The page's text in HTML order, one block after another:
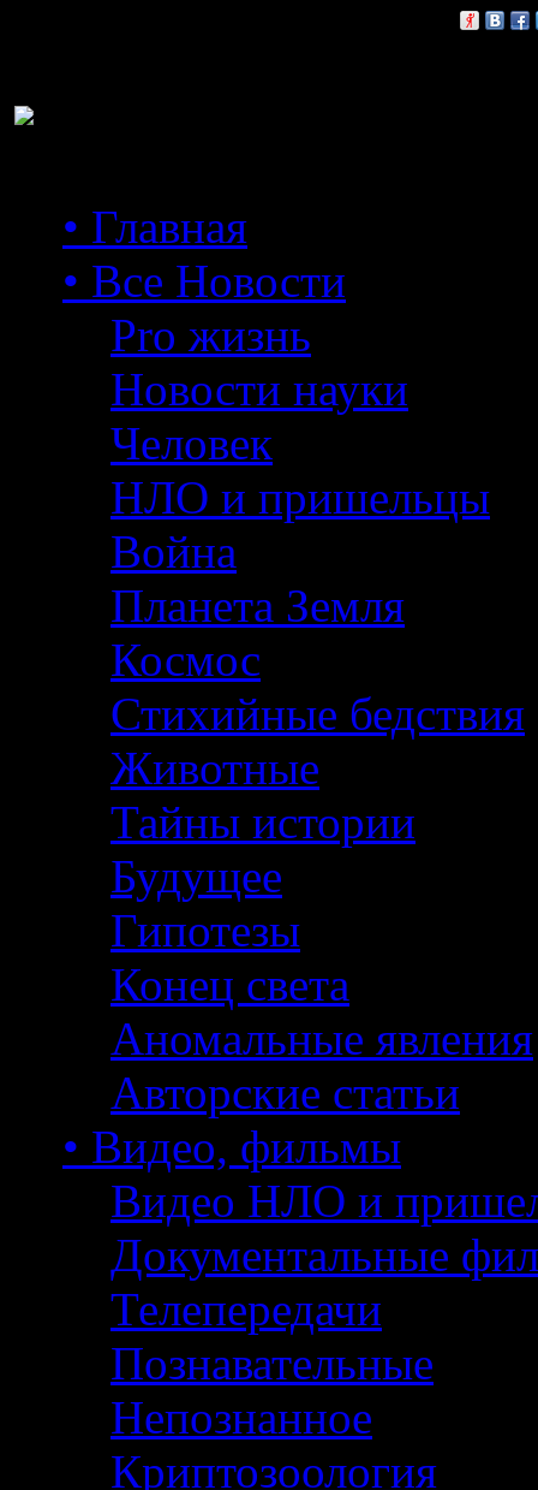
• Главная
• Все Новости
Pro жизнь
Новости науки
Человек
НЛО и пришельцы
Война
Планета Земля
Космос
Стихийные бедствия
Животные
Тайны истории
Будущее
Гипотезы
Конец света
Аномальные явления
Авторские статьи
• Видео, фильмы
Видео НЛО и
Документальные
Телепередачи
Познавательные
Непознанное
Криптозоология